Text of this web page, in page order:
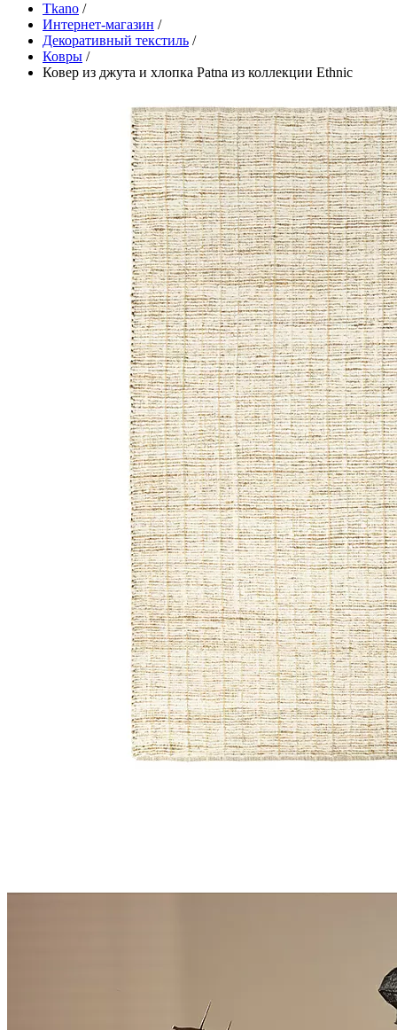
Tkano /
Интернет-магазин /
Декоративный текстиль /
Ковры /
Ковер из джута и хлопка Patna из коллекции Ethnic